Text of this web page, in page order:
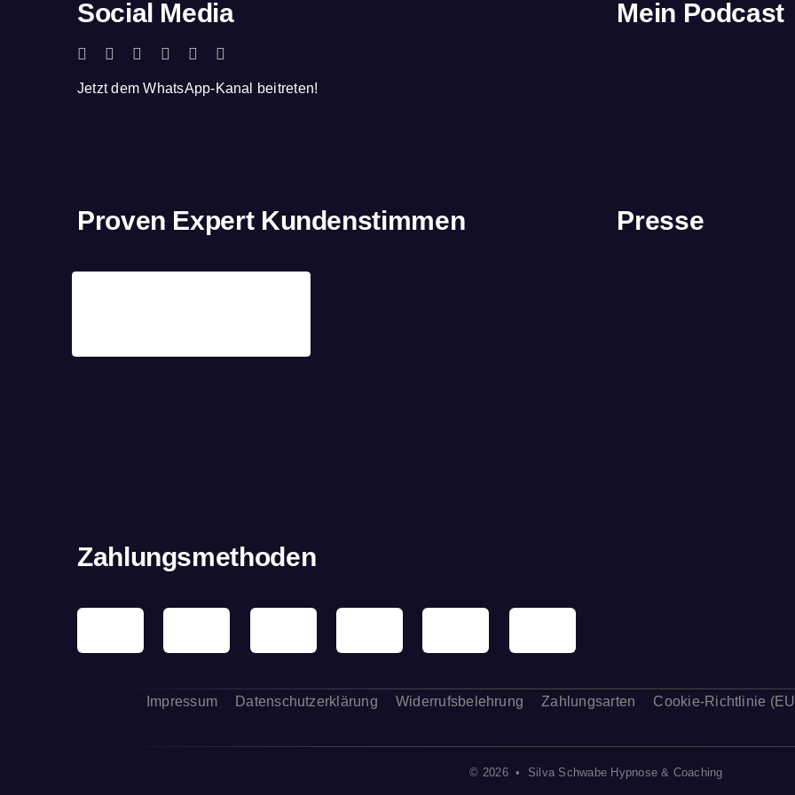
Social Media
Jetzt dem WhatsApp-Kanal beitreten!
Mein Podcast
Proven Expert Kundenstimmen Presse
Zahlungsmethoden
Impressum Datenschutzerklärung Widerrufsbelehrung Zahlungsarten Cookie-Richtlinie
© 2026 • Silva Schwabe Hypnose & Coaching